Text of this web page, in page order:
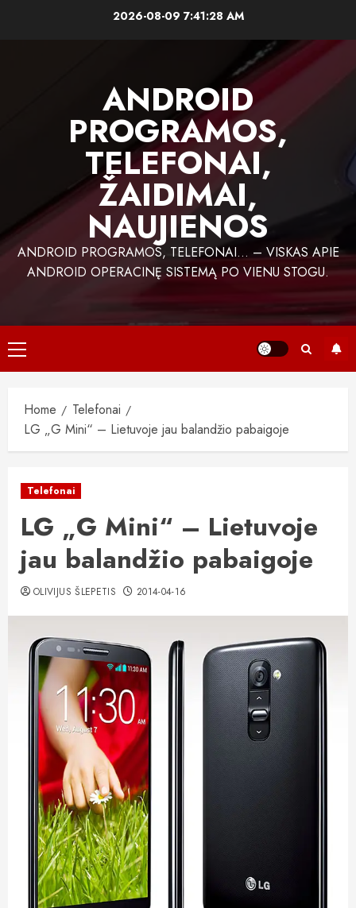
2026-08-09 7:41:29 AM
ANDROID
PROGRAMOS,
TELEFONAI,
ŽAIDIMAI,
NAUJIENOS
ANDROID PROGRAMOS, TELEFONAI… – VISKAS APIE
ANDROID OPERACINĘ SISTEMĄ PO VIENU STOGU.
Primary
Menu
Home
Telefonai
LG „G Mini“ – Lietuvoje jau balandžio pabaigoje
Telefonai
LG „G Mini“ – Lietuvoje
jau balandžio pabaigoje
OLIVIJUS ŠLEPETIS 2014-04-16